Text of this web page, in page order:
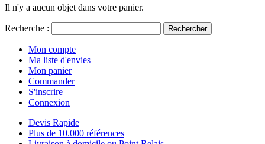
Il n'y a aucun objet dans votre panier.
Recherche : Rechercher
Mon compte
Ma liste d'envies
Mon panier
Commander
S'inscrire
Connexion
Devis Rapide
Plus de 10.000 références